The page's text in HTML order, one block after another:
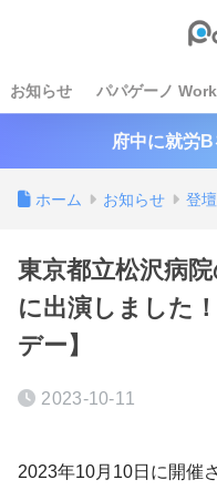
お知らせ パパゲーノ
府中に就労
ホーム お知らせ 登壇
東京都立松沢病
に出演しました
デー】
2023-10-11
2023年10月10日に開催